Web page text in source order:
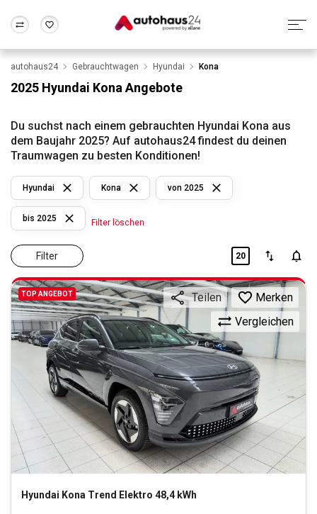
Wir bewerten dein Auto
Alle Fragen & Antworten
Rund um die Inzahlungnahme
Frankfurt Wuppertal
autohaus24 Gebrauchtwagen Hyundai Kona
2025 Hyundai Kona Angebote
Du suchst nach einem gebrauchten Hyundai Kona aus
dem Baujahr 2025? Auf autohaus24 findest du deinen
Traumwagen zu besten Konditionen!
Filter
Hyundai Kona von 2025
bis 2025 Filter löschen
20
TOP ANGEBOT
Hyundai Kona Trend Elektro 48,4 kWh
Vergleichen
Teilen Merken